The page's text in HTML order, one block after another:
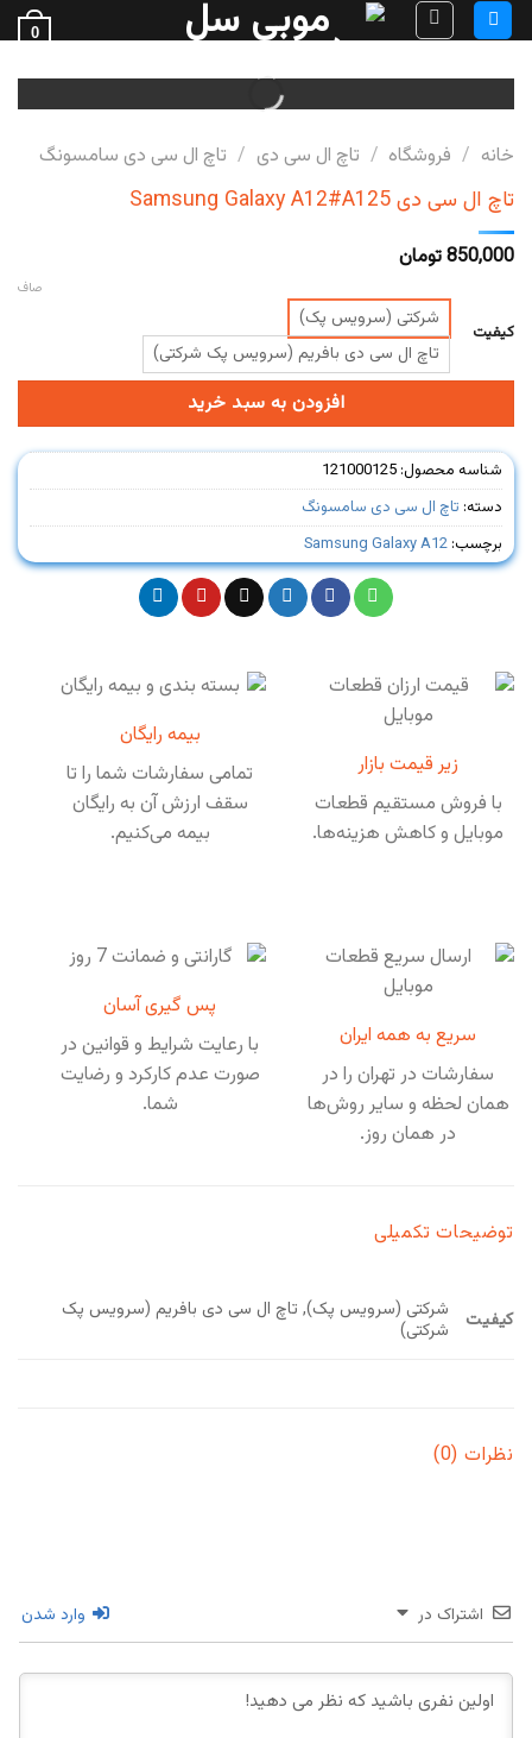
Skip
to
content
0
خانه / فروشگاه / تاچ ال سی دی / تاچ ال سی دی سامسونگ
تاچ ال سی دی Samsung Galaxy A12#A125
850,000تومان
کیفیت
شرکتی (سرویس پک)
تاچ ال سی دی بافریم (سرویس پک شرکتی)
صاف
افزودن به سبد خرید
شناسه محصول: 121000125
دسته: تاچ ال سی دی سامسونگ
برچسب: Samsung Galaxy A12
زیر قیمت بازار
با فروش مستقیم قطعات
موبایل و کاهش هزینه‌ها.
بیمه رایگان
تمامی سفارشات شما را تا
سقف ارزش آن به رایگان
بیمه می‌کنیم.
سریع به همه ایران
سفارشات در تهران را در
همان لحظه و سایر روش‌ها
در همان روز.
پس گیری آسان
با رعایت شرایط و قوانین در
صورت عدم کارکرد و رضایت
شما.
توضیحات تکمیلی
کیفیت شرکتی (سرویس پک), تاچ ال سی دی بافریم (سرویس پک
شرکتی)
نظرات (0)
اشتراک در وارد شدن